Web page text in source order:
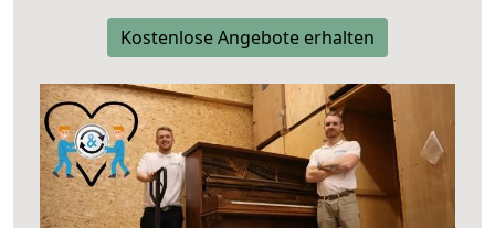
Kostenlose Angebote erhalten